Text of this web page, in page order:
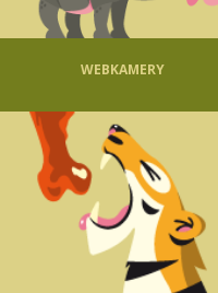
WEBKAMERY